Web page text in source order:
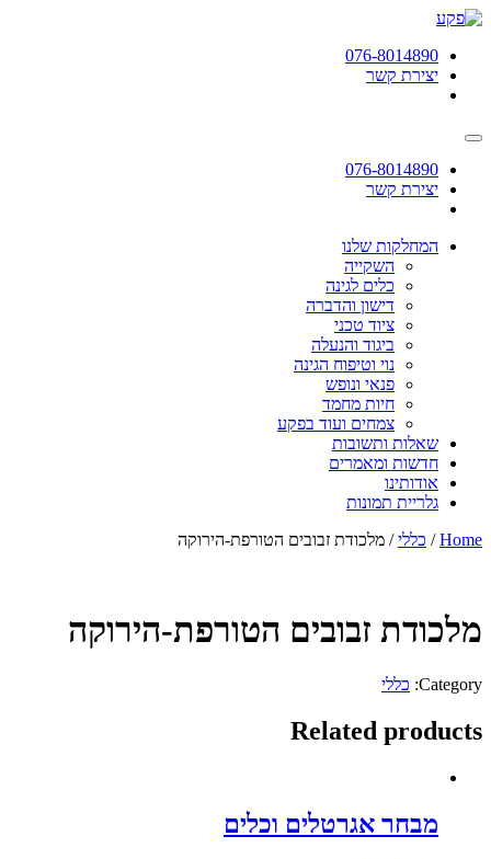
תחילתו
אינטרנט,
לחץ
כדי
לאזור
תוכן
מרכזי
076-8014890
יצירת קשר
076-8014890
יצירת קשר
המחלקות שלנו
השקייה
כלים לגינה
דישון והדברה
ציוד טכני
ביגוד והנעלה
נוי וטיפוח הגינה
פנאי ונופש
חיות מחמד
צמחים ועוד בפקע
שאלות ותשובות
חדשות ומאמרים
אודותינו
גלריית תמונות
Home
/ כללי/ מלכודת זבובים הטורפת-הירוקה
מלכודת זבובים הטורפת-הירוקה
Category: כללי
Related products
מבחר אגרטלים וכלים